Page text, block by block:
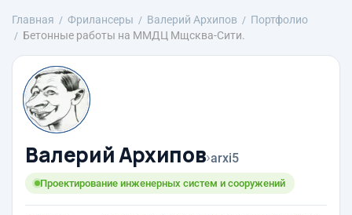
Главная Фрилансеры Валерий Архипов
Портфолио
Бетонные работы на ММДЦ Мщсква-Сити.
Валерий Архипов›arxi5
Проектирование инженерных систем и сооружений